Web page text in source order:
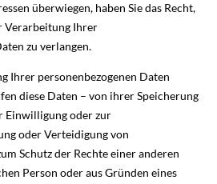
überwiegen, haben Sie das Recht,
Verarbeitung Ihrer
zu verlangen.
Ihrer personenbezogenen Daten
diese Daten – von ihrer Speicherung
Einwilligung oder zur
oder Verteidigung von
Schutz der Rechte einer anderen
Person oder aus Gründen eines